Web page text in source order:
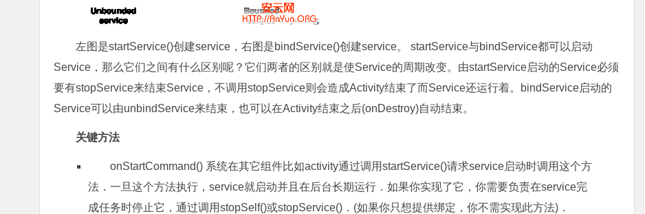
左图是startService()创建service，右图是bindService()创建service。 startService与bindService都可以启动
Service，那么它们之间有什么区别呢？它们两者的区别就是使Service的周期改变。由startService启动的Service必须
要有stopService来结束Service，不调用stopService则会造成Activity结束了而Service还运行着。bindService启动的
Service可以由unbindService来结束，也可以在Activity结束之后(onDestroy)自动结束。
关键方法
onStartCommand() 系统在其它组件比如activity通过调用startService()请求service启动时调用这个方
法．一旦这个方法执行，service就启动并且在后台长期运行．如果你实现了它，你需要负责在service完
成任务时停止它，通过调用stopSelf()或stopService()．(如果你只想提供绑定，你不需实现此方法)．